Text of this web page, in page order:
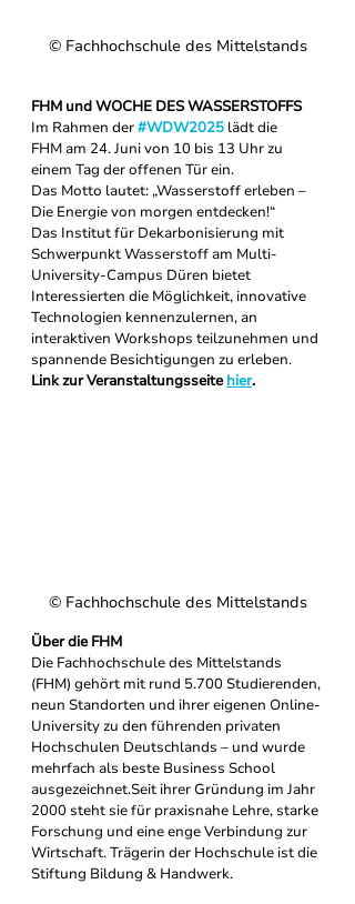
© Fachhochschule des Mittelstands
FHM und WOCHE DES WASSERSTOFFS
Im Rahmen der #WDW2025 lädt die
FHM am 24. Juni von 10 bis 13 Uhr zu
einem Tag der offenen Tür ein.
Das Motto lautet: „Wasserstoff erleben –
Die Energie von morgen entdecken!“
Das Institut für Dekarbonisierung mit
Schwerpunkt Wasserstoff am Multi-
University-Campus Düren bietet
Interessierten die Möglichkeit, innovative
Technologien kennenzulernen, an
interaktiven Workshops teilzunehmen und
spannende Besichtigungen zu erleben.
Link zur Veranstaltungsseite hier.
© Fachhochschule des Mittelstands
Über die FHM
Die Fachhochschule des Mittelstands
(FHM) gehört mit rund 5.700 Studierenden,
neun Standorten und ihrer eigenen Online-
University zu den führenden privaten
Hochschulen Deutschlands – und wurde
mehrfach als beste Business School
ausgezeichnet.Seit ihrer Gründung im Jahr
2000 steht sie für praxisnahe Lehre, starke
Forschung und eine enge Verbindung zur
Wirtschaft. Trägerin der Hochschule ist die
Stiftung Bildung & Handwerk.